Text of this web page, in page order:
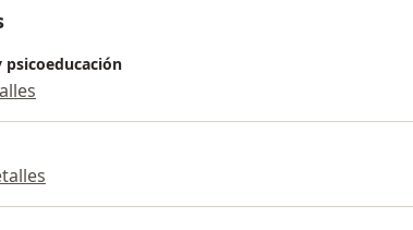
psicoeducación